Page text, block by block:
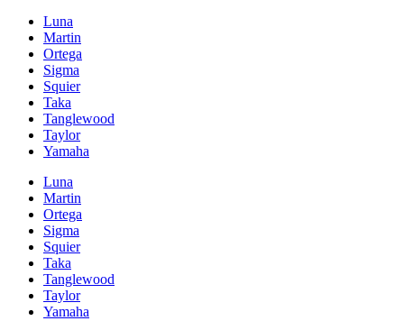
Luna
Martin
Ortega
Sigma
Squier
Taka
Tanglewood
Taylor
Yamaha
Luna
Martin
Ortega
Sigma
Squier
Taka
Tanglewood
Taylor
Yamaha